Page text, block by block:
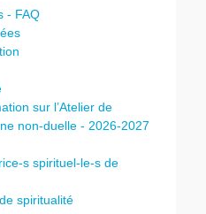
- FAQ
sur l’Atelier de
non-duelle - 2026-2027
s spirituel-le-s de
spiritualité